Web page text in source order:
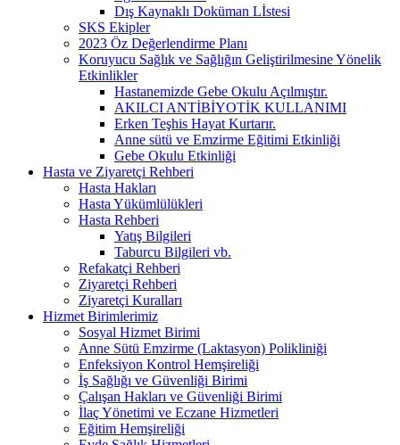
Dış Kaynaklı Doküman Lİstesi
SKS Ekipler
2023 Öz Değerlendirme Planı
Koruyucu Sağlık ve Sağlığın Geliştirilmesine Yönelik
Etkinlikler
Hastanemizde Gebe Okulu Açılmıştır.
AKILCI ANTİBİYOTİK KULLANIMI
Erken Teşhis Hayat Kurtarır.
Anne sütü ve Emzirme Eğitimi Etkinliği
Gebe Okulu Etkinliği
Hasta ve Ziyaretçi Rehberi
Hasta Hakları
Hasta Yükümlülükleri
Hasta Rehberi
Yatış Bilgileri
Taburcu Bilgileri vb.
Refakatçi Rehberi
Ziyaretçi Rehberi
Ziyaretçi Kuralları
Hizmet Birimlerimiz
Sosyal Hizmet Birimi
Anne Sütü Emzirme (Laktasyon) Polikliniği
Enfeksiyon Kontrol Hemşireliği
İş Sağlığı ve Güvenliği Birimi
Çalışan Hakları ve Güvenliği Birimi
İlaç Yönetimi ve Eczane Hizmetleri
Eğitim Hemşireliği